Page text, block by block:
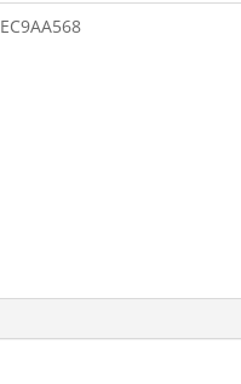
EC9AA568